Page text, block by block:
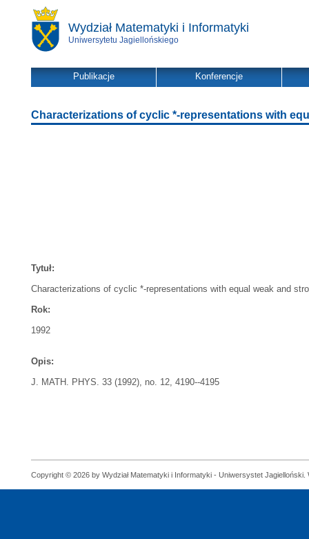
Wydział Matematyki i Informatyki
Uniwersytetu Jagiellońskiego
Publikacje Konferencje
Characterizations of cyclic *-representations with
Tytuł:
Characterizations of cyclic *-representations with equal weak and
Rok:
1992
Opis:
J. MATH. PHYS. 33 (1992), no. 12, 4190--4195
Copyright © 2026 by Wydział Matematyki i Informatyki - Uniwersystet